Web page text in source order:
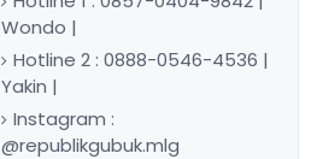
Wondo |
Hotline 2 : 0888-0546-4536 |
Yakin |
Instagram :
@republikgubuk.mlg